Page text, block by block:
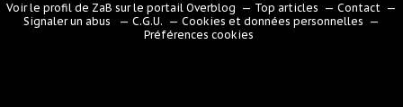
Voir le profil de ZaB sur le portail Overblog Top articles
Contact
Signaler un abus
C.G.U.
Cookies et données personnelles
Préférences cookies